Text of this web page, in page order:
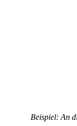
Beispiel: An